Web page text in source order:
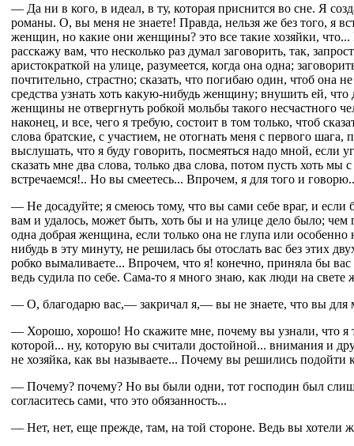
— Да ни в кого, в идеал, в ту, которая приснится во сне. Я
романы. О, вы меня не знаете! Правда, нельзя же без того, я
женщин, но какие они женщины? это все такие хозяйки, что...
расскажу вам, что несколько раз думал заговорить, так,
аристократкой на улице, разумеется, когда она одна;
почтительно, страстно; сказать, что погибаю один, чтоб она
средства узнать хоть какую-нибудь женщину; внушить ей, что
женщины не отвергнуть робкой мольбы такого несчастного
наконец, и все, чего я требую, состоит в том только, чтоб
слова братские, с участием, не отогнать меня с первого шага,
выслушать, что я буду говорить, посмеяться надо мной, если
сказать мне два слова, только два слова, потом пусть хоть мы
встречаемся!.. Но вы смеетесь... Впрочем, я для того и
— Не досадуйте; я смеюсь тому, что вы сами себе враг, и если
вам и удалось, может быть, хоть бы и на улице дело было;
одна добрая женщина, если только она не глупа или особенно
нибудь в эту минуту, не решилась бы отослать вас без этих
робко вымаливаете... Впрочем, что я! конечно, приняла бы
ведь судила по себе. Сама-то я много знаю, как люди на свете
— О, благодарю вас,— закричал я,— вы не знаете, что вы для
— Хорошо, хорошо! Но скажите мне, почему вы узнали, что я
которой... ну, которую вы считали достойной... внимания и
не хозяйка, как вы называете... Почему вы решились подойти
— Почему? почему? Но вы были одни, тот господин был
согласитесь сами, что это обязанность...
— Нет, нет, еще прежде, там, на той стороне. Ведь вы хотели